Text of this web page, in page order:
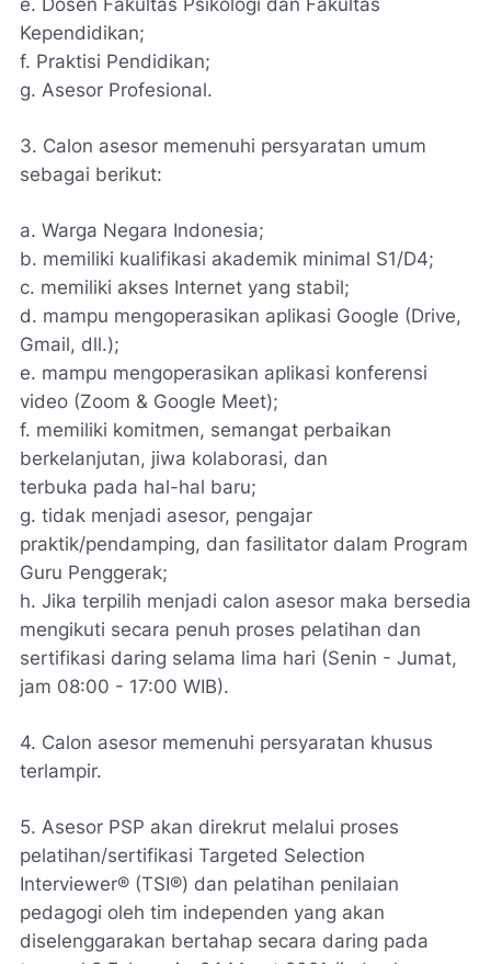
Kependidikan;
f. Praktisi Pendidikan;
g. Asesor Profesional.
3. Calon asesor memenuhi persyaratan umum
sebagai berikut:
a. Warga Negara Indonesia;
b. memiliki kualifikasi akademik minimal S1/D4;
c. memiliki akses Internet yang stabil;
d. mampu mengoperasikan aplikasi Google (Drive,
Gmail, dll.);
e. mampu mengoperasikan aplikasi konferensi
video (Zoom & Google Meet);
f. memiliki komitmen, semangat perbaikan
berkelanjutan, jiwa kolaborasi, dan
terbuka pada hal-hal baru;
g. tidak menjadi asesor, pengajar
praktik/pendamping, dan fasilitator dalam Program
Guru Penggerak;
h. Jika terpilih menjadi calon asesor maka bersedia
mengikuti secara penuh proses pelatihan dan
sertifikasi daring selama lima hari (Senin - Jumat,
jam 08:00 - 17:00 WIB).
4. Calon asesor memenuhi persyaratan khusus
terlampir.
5. Asesor PSP akan direkrut melalui proses
pelatihan/sertifikasi Targeted Selection
Interviewer® (TSI®) dan pelatihan penilaian
pedagogi oleh tim independen yang akan
diselenggarakan bertahap secara daring pada